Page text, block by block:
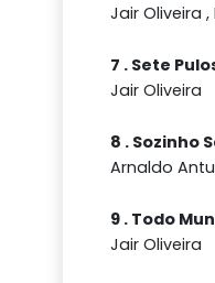
Jair Oliveira
7 . Sete
Jair Oliveira
8 . Sozinho
Arnaldo
9 . Todo
Jair Oliveira